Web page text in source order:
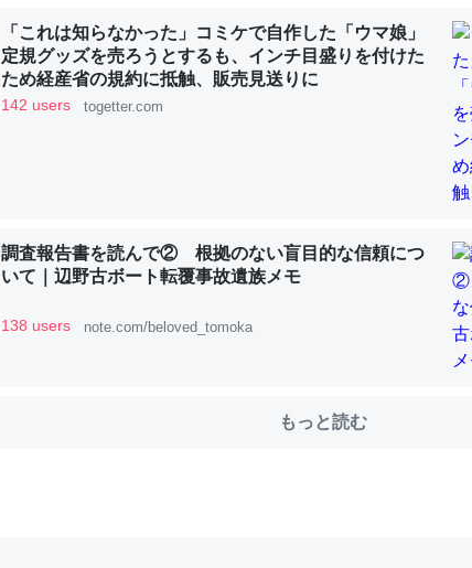
ウチもEchoを実家に置いて４年。でたまに覗いてる。ぼちぼち
中。あと、Googleマップで位置情報を共有してる。電池残量や充
た｜tayorini by LIFULL介護
きる。一生で親と会える残り時間を日数にすると1週間とかの人
「これは知らなかった」コミケで自作した「ウマ娘」
定規グッズを売ろうとするも、インチ目盛りを付けた
ため経産省の規約に抵触、販売見送りに
142 users togetter.com
調査報告書を読んで② 根拠のない盲目的な信頼につ
いて｜辺野古ボート転覆事故遺族メモ
138 users note.com/beloved_tomoka
もっと読む